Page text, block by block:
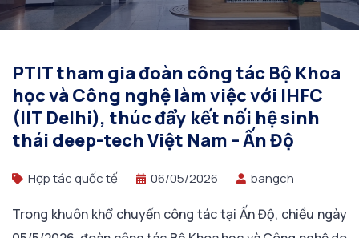
deep-tech Việt Nam – Ấn Độ
PTIT tham gia đoàn công tác Bộ Khoa
học và Công nghệ làm việc với IHFC
(IIT Delhi), thúc đẩy kết nối hệ sinh
thái deep-tech Việt Nam – Ấn Độ
Hợp tác quốc tế 06/05/2026 bangch
Trong khuôn khổ chuyến công tác tại Ấn Độ, chiều ngày